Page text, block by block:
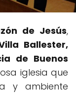
de Jesús,
Ballester,
de Buenos
iglesia que
y ambiente